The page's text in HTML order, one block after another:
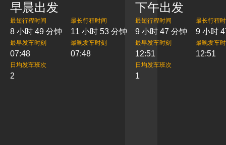
早晨出发
最短行程时间
8 小时 49 分钟
最长行程时间
11 小时 53 分钟
最早发车时刻
07:48
最晚发车时刻
07:48
日均发车班次
2
下午出发
最短行程时间
9 小时 47 分钟
最长行程
9 小时
最早发车时刻
12:51
最晚发车
12:51
日均发车班次
1